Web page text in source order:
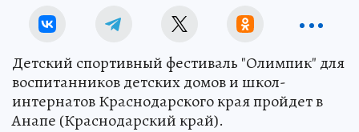
Детский спортивный фестиваль "Олимпик" для
воспитанников детских домов и школ-
интернатов Краснодарского края пройдет в
Анапе (Краснодарский край).